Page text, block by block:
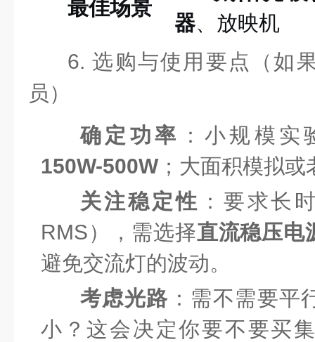
最佳场景
器、放映机
6. 选购与使用要点（如
员）
确定功率 ：小规模
150W-500W；大面积模拟或
关注稳定性 ：要求长
RMS），需选择直流稳压电
避免交流灯的波动。
考虑光路 ：需不需要平
小？这会决定你要不要买